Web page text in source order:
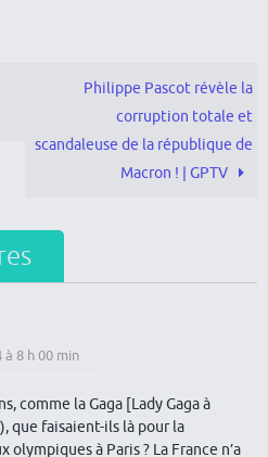
Philippe Pascot révèle la
corruption totale et
scandaleuse de la république de
Macron ! | GPTV
8 h 00 min
comme la Gaga [Lady Gaga à
que faisaient-ils là pour la
à Paris ? La France n’a